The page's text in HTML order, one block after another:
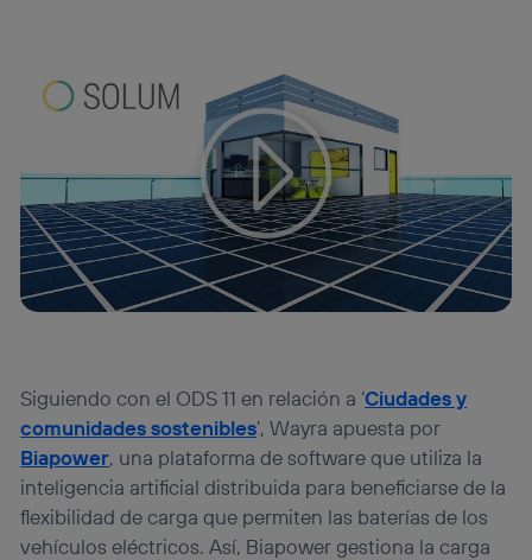
Siguiendo con el ODS 11 en relación a ‘Ciudades y
comunidades sostenibles’, Wayra apuesta por
Biapower, una plataforma de software que utiliza la
inteligencia artificial distribuida para beneficiarse de la
flexibilidad de carga que permiten las baterías de los
vehículos eléctricos. Así, Biapower gestiona la carga